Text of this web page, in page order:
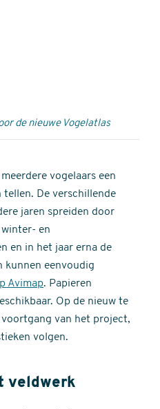
de nieuwe Vogelatlas
vogelaars een
tellen. De verschillende
jaren spreiden door
en
en in het jaar erna de
kunnen eenvoudig
Avimap. Papieren
Op de nieuw te
van het project,
volgen.
veldwerk